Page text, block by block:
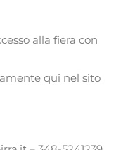
alla fiera con
qui nel sito